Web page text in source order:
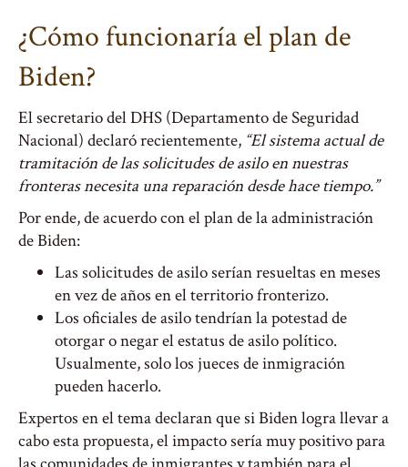
¿Cómo funcionaría el plan de
Biden?
El secretario del DHS (Departamento de Seguridad
Nacional) declaró recientemente, “El sistema actual de
tramitación de las solicitudes de asilo en nuestras
fronteras necesita una reparación desde hace tiempo.”
Por ende, de acuerdo con el plan de la administración
de Biden:
Las solicitudes de asilo serían resueltas en meses
en vez de años en el territorio fronterizo.
Los oficiales de asilo tendrían la potestad de
otorgar o negar el estatus de asilo político.
Usualmente, solo los jueces de inmigración
pueden hacerlo.
Expertos en el tema declaran que si Biden logra llevar a
cabo esta propuesta, el impacto sería muy positivo para